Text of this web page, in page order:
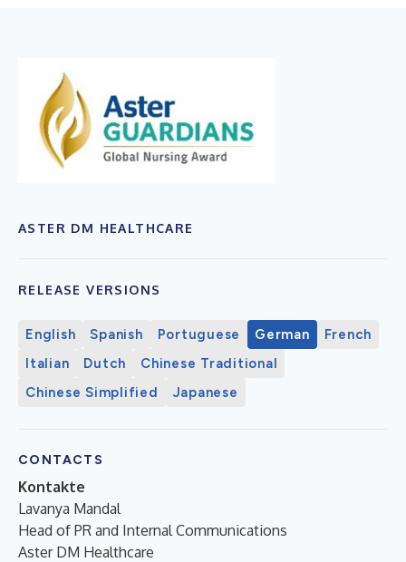
ASTER DM HEALTHCARE
RELEASE VERSIONS
English Spanish Portuguese German
French
Italian
Dutch
Chinese Traditional
Chinese Simplified
Japanese
CONTACTS
Kontakte
Lavanya Mandal
Head of PR and Internal Communications
Aster DM Healthcare